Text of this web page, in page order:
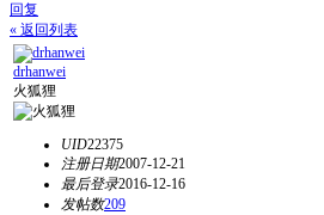
回复
« 返回列表
drhanwei
火狐狸
UID22375
注册日期2007-12-21
最后登录2016-12-16
发帖数209